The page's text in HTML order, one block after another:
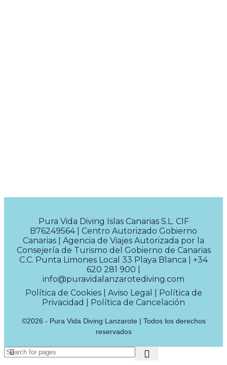
Pura Vida Diving Islas Canarias S.L. CIF
B76249564 | Centro Autorizado Gobierno
Canarias | Agencia de Viajes Autorizada por la
Consejería de Turismo del Gobierno de Canarias
C.C. Punta Limones Local 33 Playa Blanca | +34
620 281 900
info@puravidalanzarotediving.com
Política de Cookies| Aviso Legal
Política de
Privacidad
Política de Cancelación
©2026 - Pura Vida Diving Lanzarote | Todos los derechos
reservados